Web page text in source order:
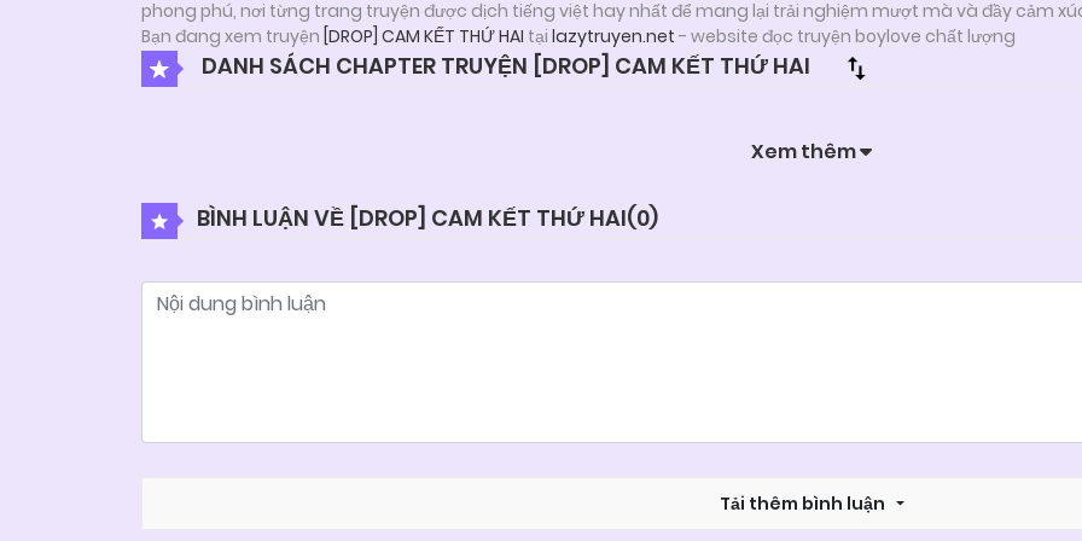
phong phú, nơi từng trang truyện được dịch tiếng việt hay nhất để mang lại trải nghiệm mượt mà và đầy cảm
Bạn đang xem truyện [DROP] CAM KẾT THỨ HAI tại lazytruyen.net - website đọc truyện boylove chất lượng
DANH SÁCH CHAPTER TRUYỆN [DROP] CAM KẾT THỨ HAI
Xem thêm
BÌNH LUẬN VỀ [DROP] CAM KẾT THỨ HAI(0)
Tải thêm bình luận